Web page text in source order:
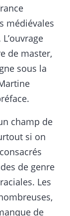
médiévales
de master,
sous la
champ de
si on
de genre
Les
de